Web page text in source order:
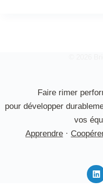
Faire rimer
pour développer
vos
Apprendre ·